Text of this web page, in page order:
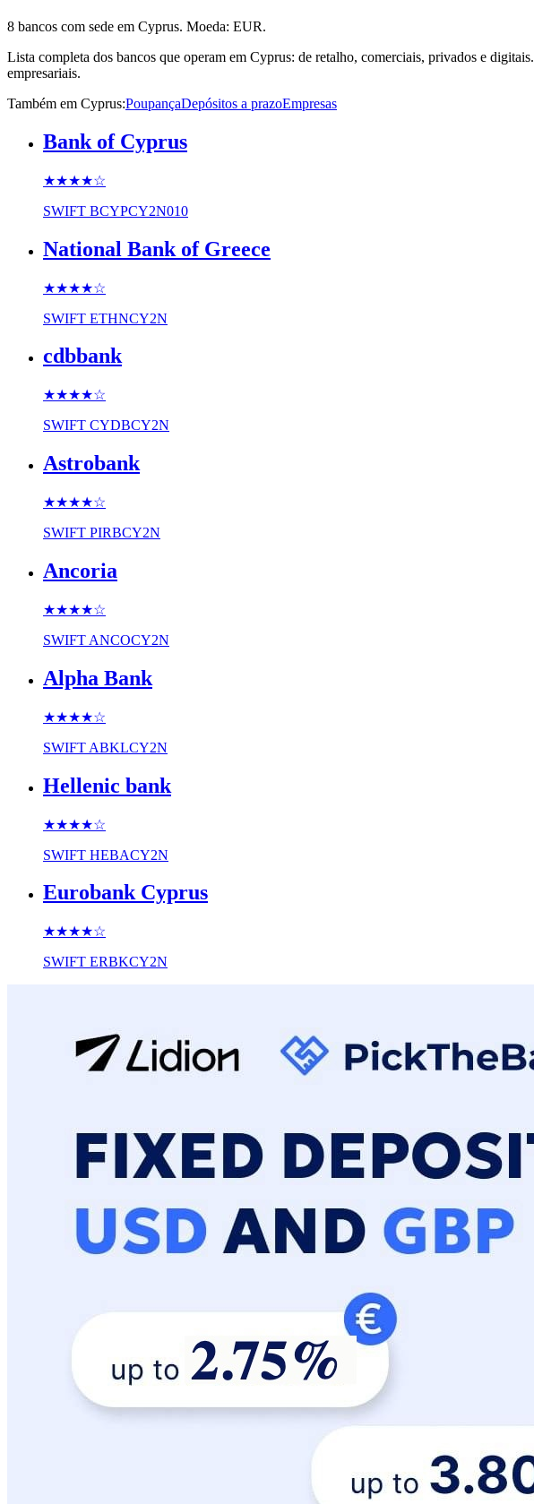
8 bancos com sede em Cyprus. Moeda: EUR.
Lista completa dos bancos que operam em Cyprus: de retalho, comerciais, privados e
empresariais.
Também em Cyprus:PoupançaDepósitos a prazoEmpresas
Bank of Cyprus
★★★★☆
SWIFT BCYPCY2N010
National Bank of Greece
★★★★☆
SWIFT ETHNCY2N
cdbbank
★★★★☆
SWIFT CYDBCY2N
Astrobank
★★★★☆
SWIFT PIRBCY2N
Ancoria
★★★★☆
SWIFT ANCOCY2N
Alpha Bank
★★★★☆
SWIFT ABKLCY2N
Hellenic bank
★★★★☆
SWIFT HEBACY2N
Eurobank Cyprus
★★★★☆
SWIFT ERBKCY2N